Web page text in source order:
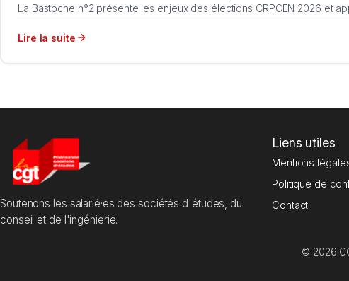
La Bastoche n°2 présente les enjeux des élections CRPCEN 2026 et
Lire la suite
Soutenons les salarié·es des sociétés d'études, du
conseil et de l'ingénierie.
Liens utiles
Mentions
Politique de
Contact
© 2026